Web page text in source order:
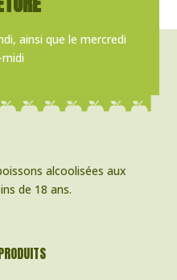
ainsi que le mercredi
alcoolisées aux
de 18 ans.